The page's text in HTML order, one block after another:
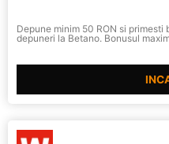
Depune minim 50 RON si
depuneri la Betano. Bonusul